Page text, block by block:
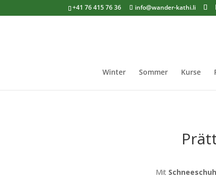
+41 76 415 76 36 info@wander-kathi.li
Winter Sommer Kurse
Mit